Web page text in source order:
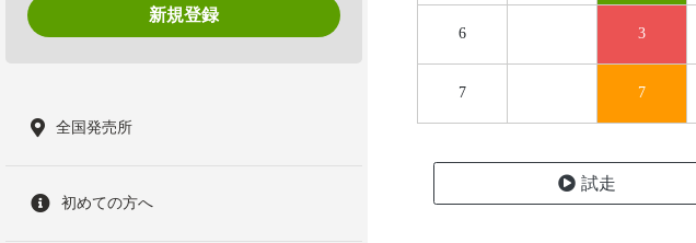
新規登録
全国発売所
初めての方へ
6 3
7 7
試走